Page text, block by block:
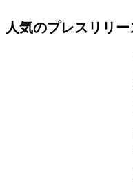
人気のプレスリリー